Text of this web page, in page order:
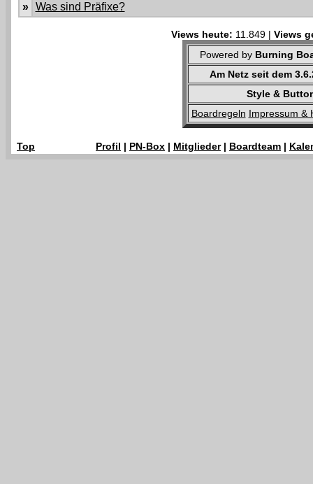
»
Was sind Präfixe?
Views heute: 11.849 | Views
Powered by Burning
Am Netz seit dem
Style &
Boardregeln Impressum &
Top Profil | PN-Box | Mitglieder| Boardteam |